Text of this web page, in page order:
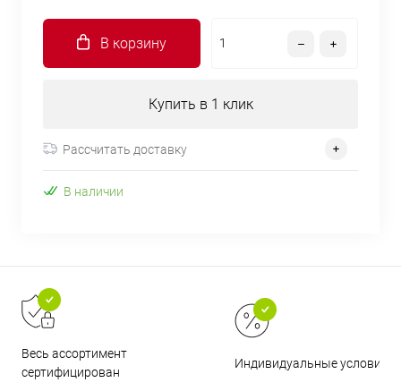
В корзину
Купить в 1 клик
Рассчитать доставку
В наличии
Весь ассортимент
сертифицирован
Индивидуальные условия